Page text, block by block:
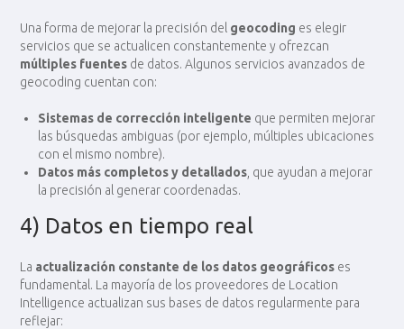
Una forma de mejorar la precisión del geocoding es elegir
servicios que se actualicen constantemente y ofrezcan
múltiples fuentes de datos. Algunos servicios avanzados de
geocoding cuentan con:
Sistemas de corrección inteligente que permiten mejorar
las búsquedas ambiguas (por ejemplo, múltiples ubicaciones
con el mismo nombre).
Datos más completos y detallados , que ayudan a mejorar
la precisión al generar coordenadas.
4) Datos en tiempo real
La actualización constante de los datos geográficos es
fundamental. La mayoría de los proveedores de Location
Intelligence actualizan sus bases de datos regularmente para
reflejar: